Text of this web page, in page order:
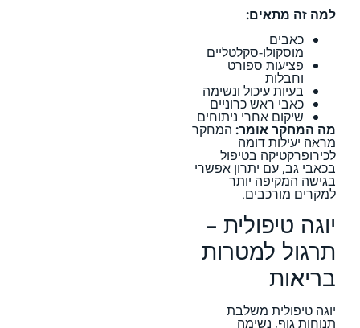
למה זה מתאים:
כאבים
מוסקולו-סקלטליים
פציעות ספורט
וחבלות
בעיות עיכול ונשימה
כאבי ראש כרוניים
שיקום אחרי ניתוחים
מה המחקר אומר: המחקר
מראה יעילות דומה
לכירופרקטיקה בטיפול
בכאבי גב, עם יתרון אפשרי
בגישה המקיפה יותר
למקרים מורכבים.
יוגה טיפולית –
תרגול למטרות
בריאות
יוגה טיפולית משלבת
תנוחות גוף, נשימה